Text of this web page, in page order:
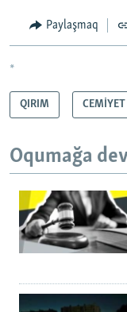
Paylaşmaq
*
QIRIM CEMİYET
Oqumağa